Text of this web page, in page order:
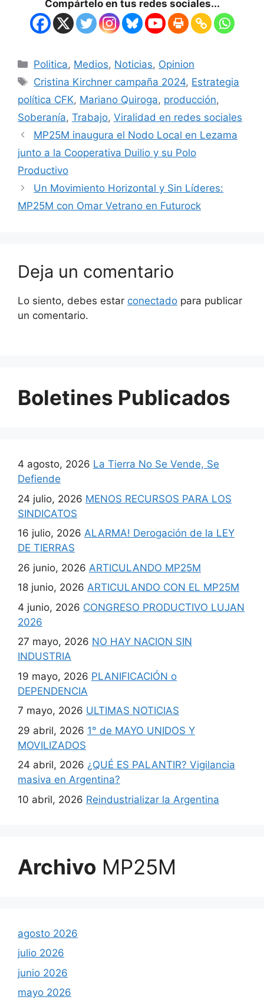
Compártelo en tus redes sociales...
Politica, Medios, Noticias, Opinion
Cristina Kirchner campaña 2024, Estrategia
política CFK, Mariano Quiroga, producción,
Soberanía, Trabajo, Viralidad en redes sociales
MP25M inaugura el Nodo Local en Lezama
junto a la Cooperativa Duilio y su Polo
Productivo
Un Movimiento Horizontal y Sin Líderes:
MP25M con Omar Vetrano en Futurock
Deja un comentario
Lo siento, debes estar conectado para publicar
un comentario.
Boletines Publicados
4 agosto, 2026 La Tierra No Se Vende, Se
Defiende
24 julio, 2026 MENOS RECURSOS PARA LOS
SINDICATOS
16 julio, 2026 ALARMA! Derogación de la LEY
DE TIERRAS
26 junio, 2026 ARTICULANDO MP25M
18 junio, 2026 ARTICULANDO CON EL MP25M
4 junio, 2026 CONGRESO PRODUCTIVO LUJAN
2026
27 mayo, 2026 NO HAY NACION SIN
INDUSTRIA
19 mayo, 2026 PLANIFICACIÓN o
DEPENDENCIA
7 mayo, 2026 ULTIMAS NOTICIAS
29 abril, 2026 1° de MAYO UNIDOS Y
MOVILIZADOS
24 abril, 2026 ¿QUÉ ES PALANTIR? Vigilancia
masiva en Argentina?
10 abril, 2026 Reindustrializar la Argentina
Archivo MP25M
agosto 2026
julio 2026
junio 2026
mayo 2026